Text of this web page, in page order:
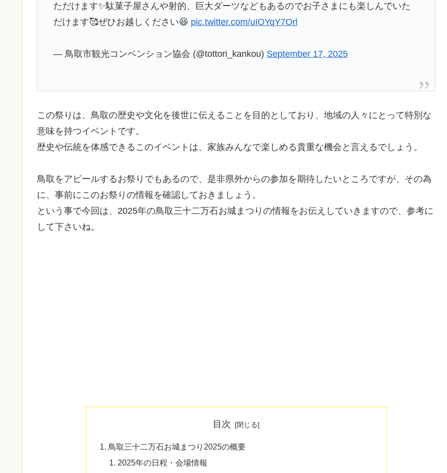
ただけます✨駄菓子屋さんや射的、巨大ダーツなどもあるのでお子さまにも楽しんでいた
だけます🥰ぜひお越しください😆 pic.twitter.com/uIOYqY7Orl
— 鳥取市観光コンベンション協会 (@tottori_kankou) September 17, 2025
この祭りは、鳥取の歴史や文化を後世に伝えることを目的としており、地域の人々にとって特別な
意味を持つイベントです。
歴史や伝統を体感できるこのイベントは、家族みんなで楽しめる貴重な機会と言えるでしょう。
鳥取をアピールするお祭りでもあるので、是非県外からの参加を期待したいところですが、その為
に、事前にこのお祭りの情報を確認しておきましょう。
という事で今回は、2025年の鳥取三十二万石お城まつりの情報をお伝えしていきますので、参考に
して下さいね。
目次
鳥取三十二万石お城まつり2025の概要
2025年の日程・会場情報